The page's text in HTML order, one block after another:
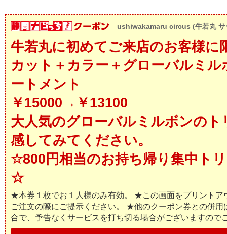
ushiwakamaru circus (牛若丸 サ
牛若丸に初めてご来店のお客様に
カット＋カラー＋グローバルミ
ートメント
￥15000→￥13100
大人気のグローバルミルボンのト
感してみてください。
☆800円相当のお持ち帰り集中ト
☆
★本券１枚でお１人様のみ有効。 ★この画面をプリントア
ご注文の際にご提示ください。 ★他のクーポン券との併
合で、予告なくサービスを打ち切る場合がございますので